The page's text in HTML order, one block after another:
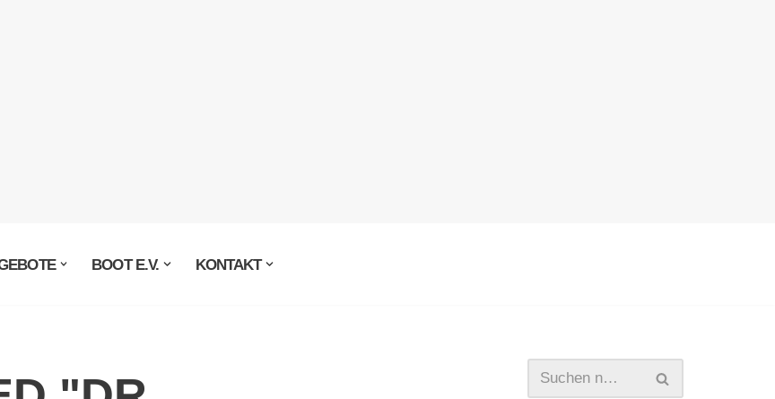
BOOT E.V. KONTAKT